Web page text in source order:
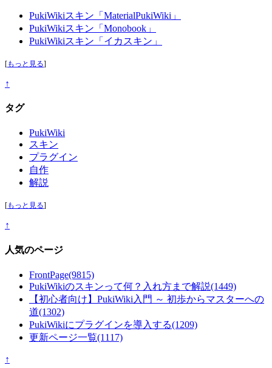
PukiWikiスキン「MaterialPukiWiki」
PukiWikiスキン「Monobook」
PukiWikiスキン「イカスキン」
[もっと見る]
↑
タグ
PukiWiki
スキン
プラグイン
自作
解説
[もっと見る]
↑
人気のページ
FrontPage(9815)
PukiWikiのスキンって何？入れ方まで解説(1449)
【初心者向け】PukiWiki入門 ～ 初歩からマスターへの
道(1302)
PukiWikiにプラグインを導入する(1209)
更新ページ一覧(1117)
↑